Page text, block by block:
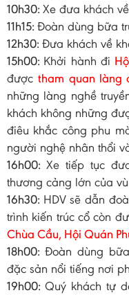
10h30: Xe đưa khách
11h15: Đoàn dùng bữa
12h30: Đưa khách về
15h00: Khởi hành đi
đượctham quan làng
những làng nghề
khách không những
điêu khắc công phu
người nghệ nhân thổi
16h00: Xe tiếp tục
thương cảng lớn của
16h30: HDV sẽ dẫn
trình kiến trúc cổ còn
Chùa Cầu, Hội Quán
18h00:Đoàn dùng
đặc sản nổi tiếng nơi
19h00: Quý khách tự